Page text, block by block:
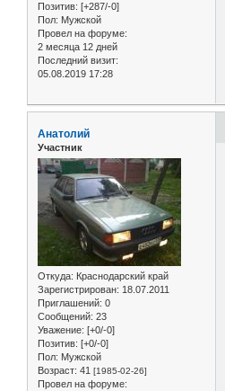
Позитив: [+287/-0]
Пол: Мужской
Провел на форуме:
2 месяца 12 дней
Последний визит:
05.08.2019 17:28
Анатолий
Участник
Откуда: Краснодарский край
Зарегистрирован: 18.07.2011
Приглашений: 0
Сообщений: 23
Уважение: [+0/-0]
Позитив: [+0/-0]
Пол: Мужской
Возраст: 41 [1985-02-26]
Провел на форуме: